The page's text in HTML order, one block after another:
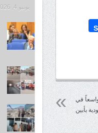
واسعاً في
بأبين
يونيو 4, 2026